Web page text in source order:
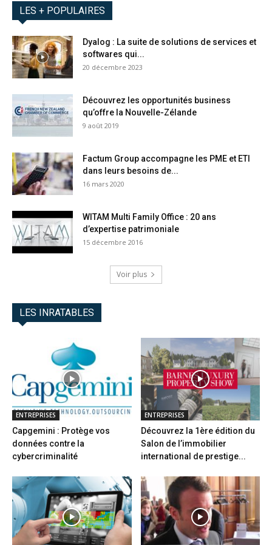
LES + POPULAIRES
Dyalog : La suite de solutions de services et
softwares qui...
20 décembre 2023
Découvrez les opportunités business
qu’offre la Nouvelle-Zélande
9 août 2019
Factum Group accompagne les PME et ETI
dans leurs besoins de...
16 mars 2020
WITAM Multi Family Office : 20 ans
d’expertise patrimoniale
15 décembre 2016
Voir plus
LES INRATABLES
ENTREPRISES
Capgemini : Protège vos
données contre la
cybercriminalité
ENTREPRISES
Découvrez la 1ère édition du
Salon de l’immobilier
international de prestige...